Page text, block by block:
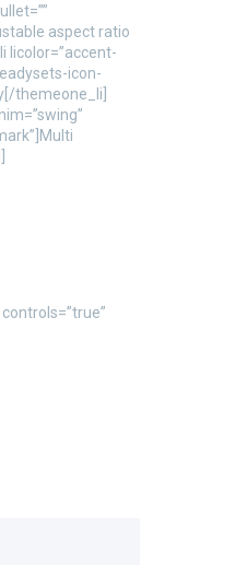
aspect ratio
icon-
themeone_li]